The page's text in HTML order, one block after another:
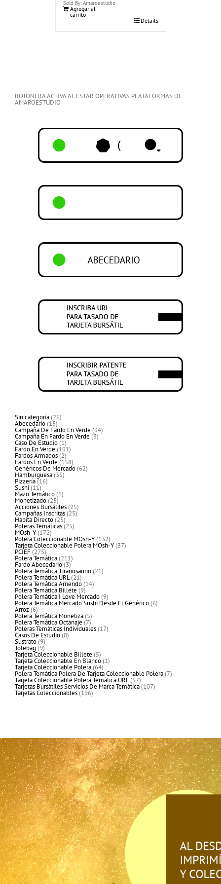
Sold By: Amaroestudio
Agregar al
carrito
Details
BOTONERA ACTIVA AL ESTAR OPERATIVAS PLATAFORMAS DE
AMAROESTUDIO
Sin categoría 2626
productos
Abecedario 1515
productos
Campaña De Fardo En Verde 3434
productos
Campaña En Fardo En Verde 33
productos
Caso De Estudio 11
producto
Fardo En Verde 191191
productos
Fardos Armados 22
productos
Fardos En Verde 158158
productos
Genéricos De Mercado 6262
productos
Hamburguesa 3535
productos
Pizzería 1616
productos
Sushi 1111
productos
Mazo Temático 11
producto
Monetizado 2525
productos
Acciones Bursátiles 2525
productos
Campañas Inscritas 2525
productos
Habita Directo 2525
productos
Poleras Temáticas 2525
productos
MOsh-Y 172172
productos
Polera Coleccionable MOsh-Y 132132
productos
Tarjeta Coleccionable Polera MOsh-Y 3737
productos
PCIEF 275275
productos
Polera Temática 211211
productos
Fardo Abecedario 33
productos
Polera Temática Tiranosaurio 2121
productos
Polera Temática URL 2121
productos
Polera Temática Arriendo 1414
productos
Polera Temática Billete 99
productos
Polera Temática I Love Mercado 99
productos
Polera Temática Mercado Sushi Desde El Genérico 66
productos
Arroz 66
productos
Polera Temática Monetiza 55
productos
Polera Temática Octanaje 77
productos
Poleras Temáticas Individuales 1717
productos
Casos De Estudio 88
productos
Sustrato 99
productos
Totebag 99
productos
Tarjeta Coleccionable Billete 55
productos
Tarjeta Coleccionable En Blanco 11
producto
Tarjeta Coleccionable Polera 6464
productos
Polera Temática Polera De Tarjeta Coleccionable Polera 77
productos
Tarjeta Coleccionable Polera Temática URL 5757
productos
Tarjetas Bursátiles Servicios De Marca Temática 107107
productos
Tarjetas Coleccionables 196196
productos